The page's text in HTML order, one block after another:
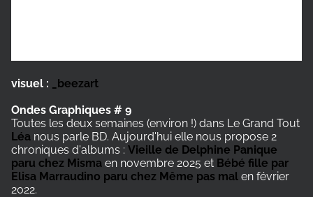
visuel :
_beezart
Ondes Graphiques # 9
Toutes les deux semaines (environ !) dans Le Grand Tout
Léa nous parle BD. Aujourd'hui elle nous propose 2
chroniques d'albums : Vieille de Delphine Panique
paru chez Misma en novembre 2025 et Bébé fille par
Elisa Marraudino paru chez Même pas mal en février
2022.